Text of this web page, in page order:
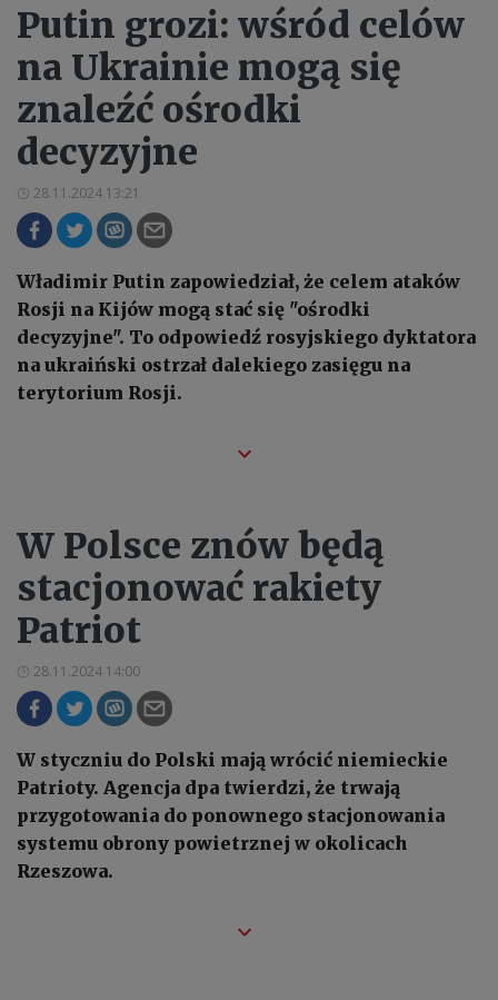
Putin grozi: wśród celów
na Ukrainie mogą się
znaleźć ośrodki
decyzyjne
28.11.2024 13:21
Władimir Putin zapowiedział, że celem ataków
Rosji na Kijów mogą stać się "ośrodki
decyzyjne". To odpowiedź rosyjskiego dyktatora
na ukraiński ostrzał dalekiego zasięgu na
terytorium Rosji.
W Polsce znów będą
stacjonować rakiety
Patriot
28.11.2024 14:00
W styczniu do Polski mają wrócić niemieckie
Patrioty. Agencja dpa twierdzi, że trwają
przygotowania do ponownego stacjonowania
systemu obrony powietrznej w okolicach
Rzeszowa.